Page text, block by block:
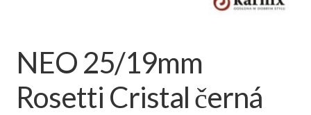
NEO 25/19mm
Rosetti Cristal černá